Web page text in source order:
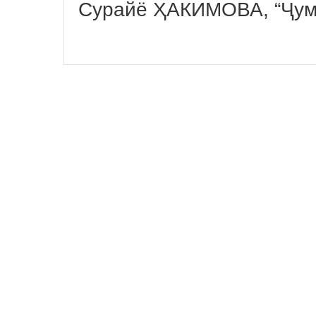
Сурайё ҲАКИМОВА,